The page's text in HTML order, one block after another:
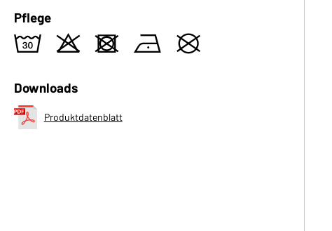
Pflege
w o d n U
Downloads
Produktdatenblatt